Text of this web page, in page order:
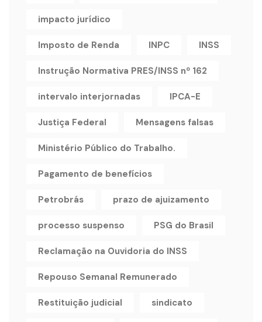
impacto jurídico
Imposto de Renda INPC INSS
Instrução Normativa PRES/INSS nº 162
intervalo interjornadas IPCA-E
Justiça Federal Mensagens falsas
Ministério Público do Trabalho.
Pagamento de benefícios
Petrobrás prazo de ajuizamento
processo suspenso PSG do Brasil
Reclamação na Ouvidoria do INSS
Repouso Semanal Remunerado
Restituição judicial sindicato